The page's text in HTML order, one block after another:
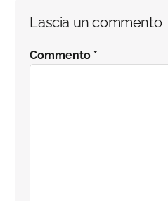
Interazioni
del
Lascia un commento
Commento *